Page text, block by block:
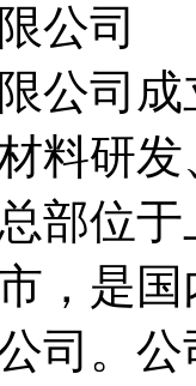
公司
公司
料研
部位
，是
司。